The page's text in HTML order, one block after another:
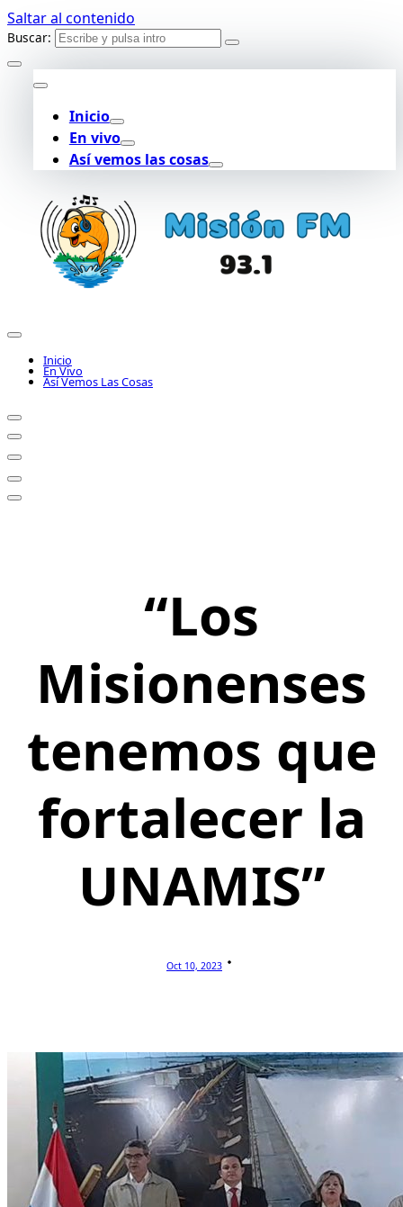
Saltar al contenido
Buscar:
Inicio
En vivo
Así vemos las cosas
Inicio
En Vivo
Así Vemos Las Cosas
“Los
Misionenses
tenemos que
fortalecer la
UNAMIS”
Oct 10, 2023